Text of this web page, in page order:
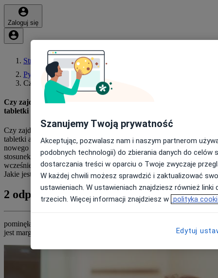
Zaloguj się
Strona główna
Pytania i odpowiedzi
Czy Zajde W Ciaze Przez Pominecie Jednej Tabletki?
Czy zajde w ciaze przez pominecie jednej tabletki? Przyjmuję
tabletki antykoncepcyjne Kelzy PR. W pi
Czy zajde w ciaze przez pominecie jednej tabletki? Przyjmuję
tabletki antykoncepcyjne Kelzy PR. W pierwszym tygodniu
nowego blistra pominęłam 7. tabletkę. Tego samego dnia odbył się
stosunek z wytryskiem do pochwy. Kolejne tabletki jak i
wcześniejsze przyjmowałam regularnie, zgodnie z zaleceniami.
Jakie jest ryzyko zajścia w ciążę w tej sytuacji?
2 odpowiedzi
pominęła Pani tabletkę siódmą z aktywnych tabletek ,więc ryzyko
jest marginalne
Szanujemy Twoją prywatność
Akceptując, pozwalasz nam i naszym partnerom
podobnych technologii) do zbierania danych do celów
dostarczania treści w oparciu o Twoje zwyczaje
W każdej chwili możesz sprawdzić i zaktualizować
ustawieniach. W ustawieniach znajdziesz również
trzecich. Więcej informacji znajdziesz w polityka
Edytuj